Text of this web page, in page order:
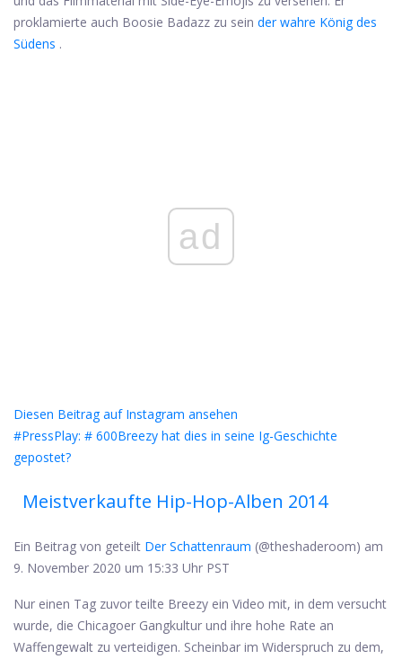
proklamierte auch Boosie Badazz zu sein der wahre König des
Südens .
ad
Diesen Beitrag auf Instagram ansehen
#PressPlay: # 600Breezy hat dies in seine Ig-Geschichte
gepostet?
Meistverkaufte Hip-Hop-Alben 2014
Ein Beitrag von geteilt Der Schattenraum (@theshaderoom) am
9. November 2020 um 15:33 Uhr PST
Nur einen Tag zuvor teilte Breezy ein Video mit, in dem versucht
wurde, die Chicagoer Gangkultur und ihre hohe Rate an
Waffengewalt zu verteidigen. Scheinbar im Widerspruch zu dem,